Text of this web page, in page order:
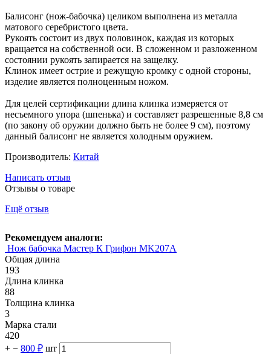
Балисонг (нож-бабочка) целиком выполнена из металла
матового серебристого цвета.
Рукоять состоит из двух половинок, каждая из которых
вращается на собственной оси. В сложенном и разложенном
состоянии рукоять запирается на защелку.
Клинок имеет острие и режущую кромку с одной стороны,
изделие является полноценным ножом.
Для целей сертификации длина клинка измеряется от
несъемного упора (шпенька) и составляет разрешенные 8,8 см
(по закону об оружии должно быть не более 9 см), поэтому
данный балисонг не является холодным оружием.
Производитель: Китай
Написать отзыв
Отзывы о товаре
Ещё отзыв
Рекомендуем аналоги:
Нож бабочка Мастер К Грифон MK207A
Общая длина
193
Длина клинка
88
Толщина клинка
3
Марка стали
420
+ − 800 ₽ шт